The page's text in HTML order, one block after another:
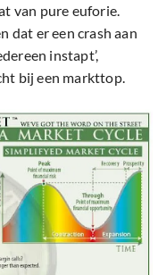
van pure euforie.
dat er een crash aan
instapt’,
bij een markttop.